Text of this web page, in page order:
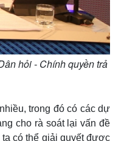
hỏi - Chính quyền trả
trong đó có các dự
cho rà soát lại vấn đề
có thể giải quyết được